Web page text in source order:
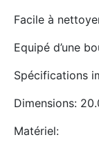
Facile à
Equipé d’une
Spécifications
Dimensions:
Matériel: